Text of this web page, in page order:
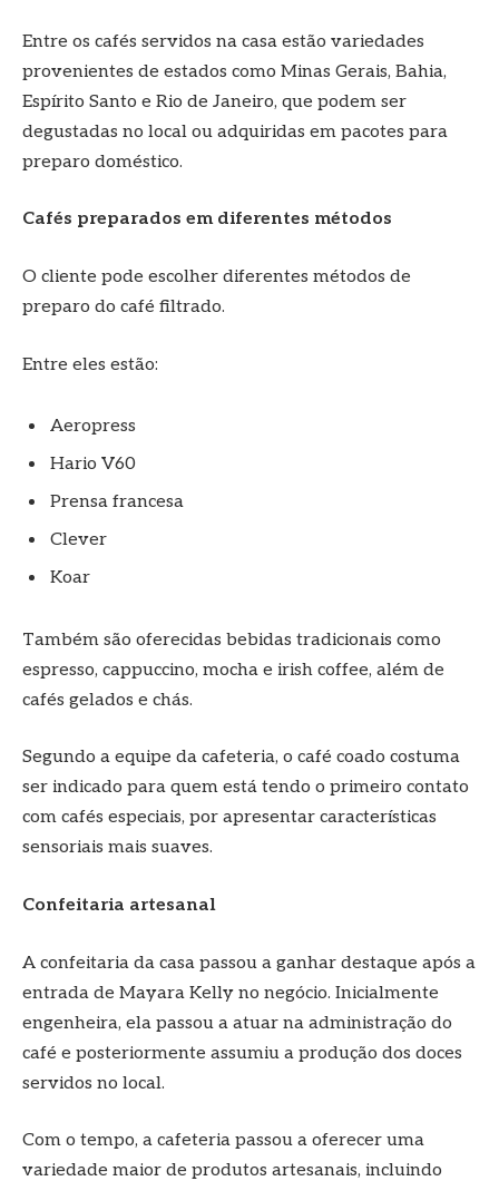
Entre os cafés servidos na casa estão variedades
provenientes de estados como Minas Gerais, Bahia,
Espírito Santo e Rio de Janeiro, que podem ser
degustadas no local ou adquiridas em pacotes para
preparo doméstico.
Cafés preparados em diferentes métodos
O cliente pode escolher diferentes métodos de
preparo do café filtrado.
Entre eles estão:
Aeropress
Hario V60
Prensa francesa
Clever
Koar
Também são oferecidas bebidas tradicionais como
espresso, cappuccino, mocha e irish coffee, além de
cafés gelados e chás.
Segundo a equipe da cafeteria, o café coado costuma
ser indicado para quem está tendo o primeiro contato
com cafés especiais, por apresentar características
sensoriais mais suaves.
Confeitaria artesanal
A confeitaria da casa passou a ganhar destaque após a
entrada de Mayara Kelly no negócio. Inicialmente
engenheira, ela passou a atuar na administração do
café e posteriormente assumiu a produção dos doces
servidos no local.
Com o tempo, a cafeteria passou a oferecer uma
variedade maior de produtos artesanais, incluindo